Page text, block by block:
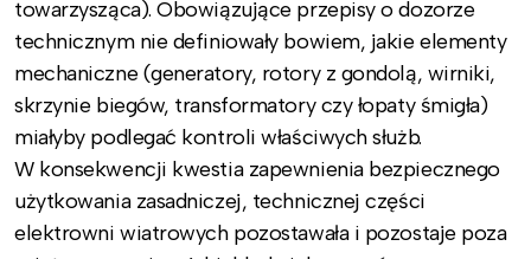
towarzysząca). Obowiązujące przepisy o dozorze
technicznym nie definiowały bowiem, jakie elementy
mechaniczne (generatory, rotory z gondolą, wirniki,
skrzynie biegów, transformatory czy łopaty śmigła)
miałyby podlegać kontroli właściwych służb.
W konsekwencji kwestia zapewnienia bezpiecznego
użytkowania zasadniczej, technicznej części
elektrowni wiatrowych pozostawała i pozostaje poza